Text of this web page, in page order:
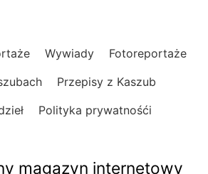
Wywiady
Fotoreportaże
Przepisy z Kaszub
Polityka prywatnośći
magazyn internetowy